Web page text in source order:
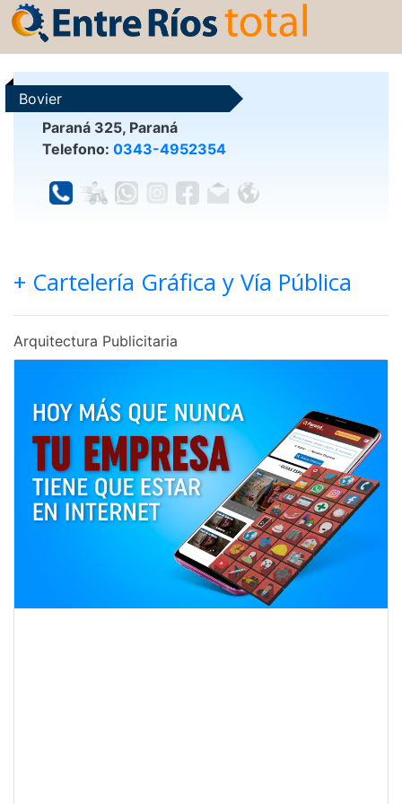
Bovier
Paraná 325, Paraná
Telefono: 0343-4952354
+ Cartelería Gráfica y Vía Pública
Arquitectura Publicitaria